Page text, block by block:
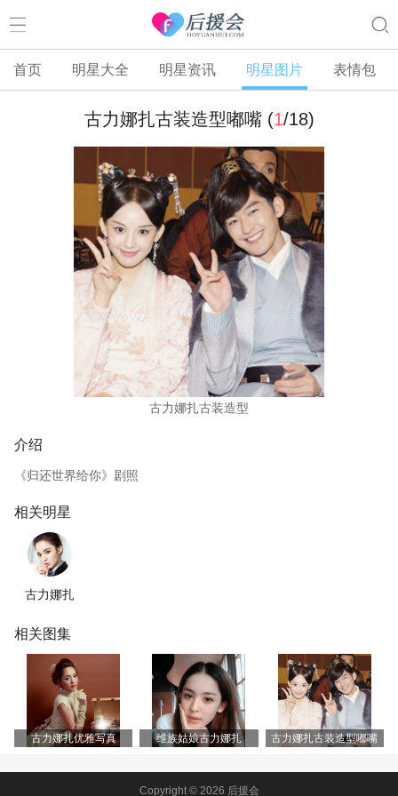
首页 明星大全 明星资讯 明星图片 表情包
古力娜扎古装造型嘟嘴 (1/18)
古力娜扎古装造型
介绍
《归还世界给你》剧照
相关明星
古力娜扎
相关图集
古力娜扎优雅写真 维族姑娘古力娜扎 古力娜扎古装造型嘟嘴
Copyright © 2026 后援会